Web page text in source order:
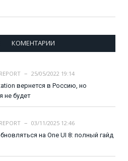
КОМЕНТАРИИ
25/05/2022 19:14
вернется в Россию, но
не будет
03/11/2025 12:46
на One UI 8: полный гайд